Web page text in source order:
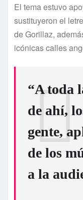
El tema estuvo
sustituyeron el
de Gorillaz,
icónicas calles
“A toda
de ahí,
gente,
de los
a la